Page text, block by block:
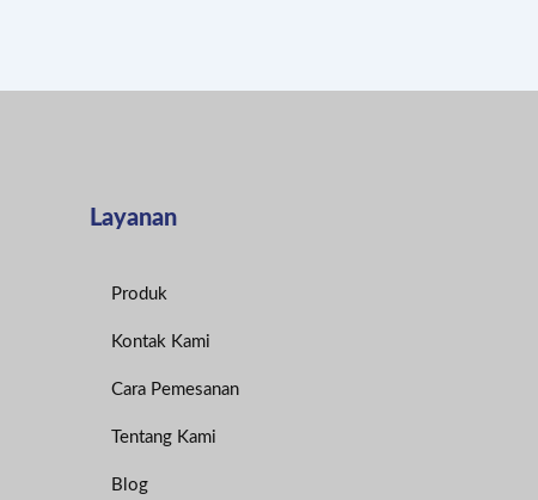
Layanan
Produk
Kontak Kami
Cara Pemesanan
Tentang Kami
Blog